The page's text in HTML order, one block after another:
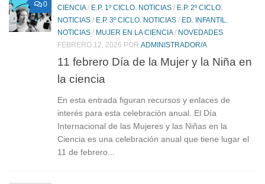
0 CIENCIA/ E.P. 1º CICLO. NOTICIAS / E.P. 2º CICLO.
NOTICIAS / E.P. 3º CICLO. NOTICIAS / ED. INFANTIL.
NOTICIAS / MUJER EN LA CIENCIA/ NOVEDADES
FEBRERO 12, 2026 POR ADMINISTRADOR/A
11 febrero Día de la Mujer y la Niña en
la ciencia
En esta entrada figuran recursos y enlaces de
interés para esta celebración anual. El Día
Internacional de las Mujeres y las Niñas en la
Ciencia es una celebración anual que tiene lugar el
11 de febrero...